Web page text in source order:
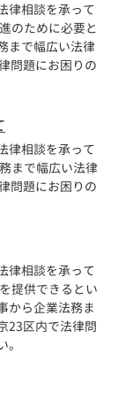
律相談を承って
のために必要と
まで幅広い法律
問題にお困りの
律相談を承って
まで幅広い法律
問題にお困りの
律相談を承って
提供できるとい
から企業法務ま
23区内で法律問